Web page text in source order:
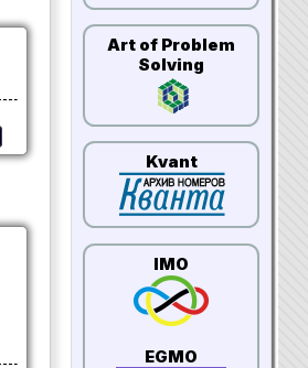
Art of Problem
Solving
Kvant
IMO
EGMO